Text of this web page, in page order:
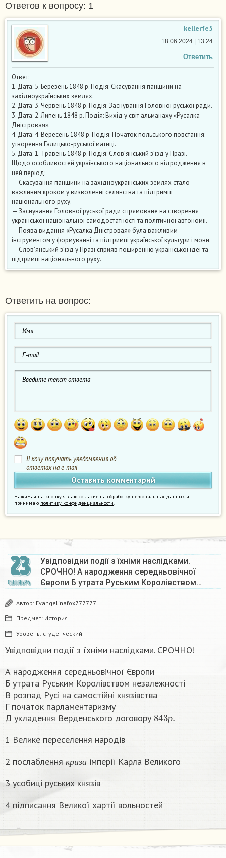
Ответов к вопросу: 1
kellerfe5
Ответить
18.06.2024 | 13:24
Ответ:
1. Дата: 5. Березень 1848 р. Подія: Скасування панщини на
західноукраїнських землях.
2. Дата: 3. Червень 1848 р. Подія: Заснування Головної руської ради.
3. Дата: 2. Липень 1848 р. Подія: Вихід у світ альманаху «Русалка
Дністровая».
4. Дата: 4. Вересень 1848 р. Подія: Початок польського повстання:
утворення Галицько-руської матиці.
5. Дата: 1. Травень 1848 р. Подія: Слов’янський з’їзд у Празі.
Щодо особливостей українського національного відродження в
цей період:
— Скасування панщини на західноукраїнських землях стало
важливим кроком у визволенні селянства та підтримці
національного руху.
— Заснування Головної руської ради спрямоване на створення
української національної самодостатності та політичної автономії.
— Поява видання «Русалка Дністровая» була важливим
інструментом у формуванні та підтримці української культури і мови.
— Слов’янський з’їзд у Празі сприяв поширенню української ідеї та
підтримці національного руху.
Ответить на вопрос:
Я хочу получать уведомления об
ответах на e-mail
Нажимая на кнопку я даю согласие на обработку персональных данных и
принимаю политику конфиденциальности.
23
СЕНТЯБРЬ
Увідповідни події з їхніми наслідками.
СРОЧНО! А народження середньовічної
Європи Б утрата Руським Королівством…
Автор: Evangelinafox777777
Предмет: История
Уровень: студенческий
Увідповідни події з їхніми наслідками. СРОЧНО!
А народження середньовічної Європи
Б утрата Руським Королівством незалежності
В розпад Русі на самостійні князівства
Г початок парламентаризму
Д укладення Верденського договору
р
843
1 Велике переселення народів
2 послаблення
кр и з а
імперії Карла Великого
3 усобиці руських князів
4 підписання Великої хартії вольностей